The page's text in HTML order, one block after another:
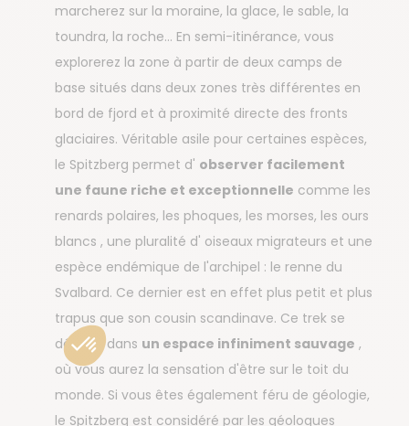
marcherez sur la moraine, la glace, le sable, la
toundra, la roche... En semi-itinérance, vous
explorerez la zone à partir de deux camps de
base situés dans deux zones très différentes en
bord de fjord et à proximité directe des fronts
glaciaires. Véritable asile pour certaines espèces,
le Spitzberg permet d' observer facilement
une faune riche et exceptionnelle comme les
renards polaires, les phoques, les morses, les ours
blancs , une pluralité d' oiseaux migrateurs et une
espèce endémique de l'archipel : le renne du
Svalbard. Ce dernier est en effet plus petit et plus
trapus que son cousin scandinave. Ce trek se
déroule dans un espace infiniment sauvage ,
où vous aurez la sensation d'être sur le toit du
monde. Si vous êtes également féru de géologie,
le Spitzberg est considéré par les géologues